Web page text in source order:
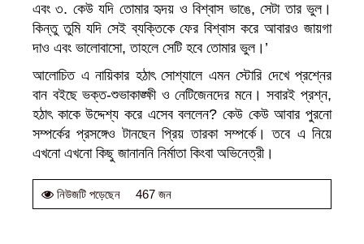
এবং ৩. কেউ যদি তোমার হৃদয় ও বিশ্বাস ভাঙে, সেটা তার ভুল।
কিন্তু তুমি যদি সেই ব্যক্তিকে ফের বিশ্বাস করে আবারও জায়গা
দাও এবং ভালোবাসো, তাহলে সেটি হবে তোমার ভুল।’
আলোচিত এ নায়িকার হঠাৎ সোশ্যালে এমন স্টোরি দেখে প্রশ্নের
বান বইছে ভক্ত-শুভাকাঙ্ক্ষী ও নেটিজেনদের মনে। সবারই প্রশ্ন,
হঠাৎ কাকে উদ্দেশ্য করে এসেব বললেন? কেউ কেউ আবার পুরনো
সম্পর্কের প্রসঙ্গেও টানছেন প্রিয় তারকা সম্পর্কে। তবে এ নিয়ে
এখনো এখনো কিছু জানাননি নির্মাতা কিংবা অভিনেত্রী।
নিউজটি পড়েছেন 467 জন